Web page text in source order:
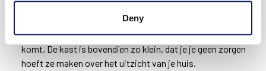
Deny
Voorzetscreens zijn de ideale oplossing wanneer je
renoveert. Die worden eenvoudig voor het raam
geïnstalleerd, zonder dat er kap- en breekwerk aan te pas
komt. De kast is bovendien zo klein, dat je je geen zorgen
hoeft ze maken over het uitzicht van je huis.